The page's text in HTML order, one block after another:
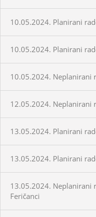
10.05.2024. Planirani
10.05.2024. Planirani
10.05.2024. Neplanirani
12.05.2024. Neplanirani
13.05.2024. Planirani
13.05.2024. Planirani
13.05.2024. Neplanirani
Feričanci